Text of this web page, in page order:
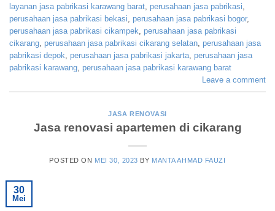
layanan jasa pabrikasi karawang barat perusahaan jasa pabrikasi
perusahaan jasa pabrikasi bekasi perusahaan jasa pabrikasi bogor,
perusahaan jasa pabrikasi cikampek perusahaan jasa pabrikasi
cikarang perusahaan jasa pabrikasi cikarang selatan perusahaan jasa
pabrikasi depok perusahaan jasa pabrikasi jakarta perusahaan jasa
pabrikasi karawang perusahaan jasa pabrikasi karawang barat
Leave a comment
JASA RENOVASI
Jasa renovasi apartemen di cikarang
POSTED ON MEI 30, 2023 BY MANTA AHMAD FAUZI
30
Mei